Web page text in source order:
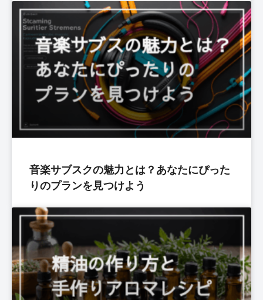
音楽サブスクの魅力とは？あなたにぴった
りのプランを見つけよう